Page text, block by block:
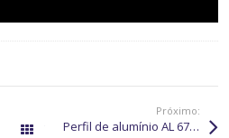
Todos os posts
Próximo:
Perfil de alumínio AL 67: características e usos mais comuns